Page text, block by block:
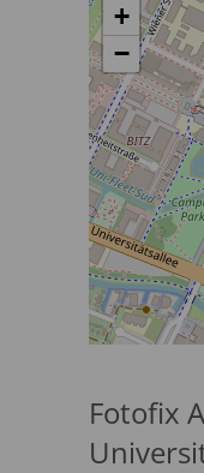
+
−
Fotofix